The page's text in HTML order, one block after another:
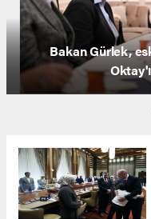
AK Parti'li Çelik:
birlikte